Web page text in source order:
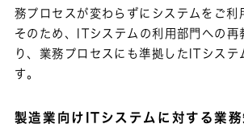
務プロセスが変わらずにシステムをご利
そのため、ITシステムの利用部門への再
り、業務プロセスにも準拠したITシステ
す。
製造業向けITシステムに対する業